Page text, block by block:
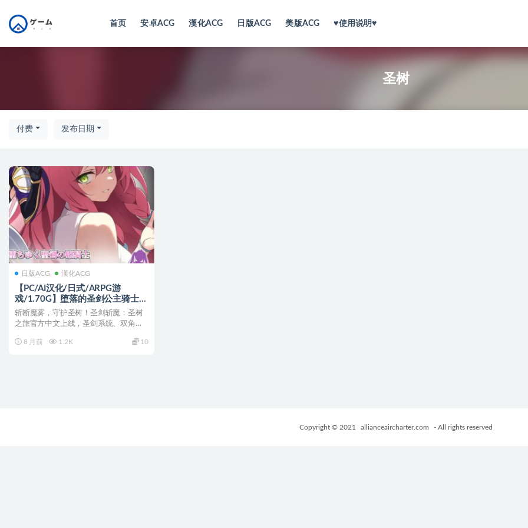
首页 安卓ACG 漢化ACG 日版ACG 美版ACG ♥使用说明♥
圣树
付费 发布日期
日版ACG 漢化ACG
【PC/AI汉化/日式/ARPG游
戏/1.70G】堕落的圣剑公主骑士提
尔特（堕ちゆく聖剣の姫騎士ティ
ルテ）Ver1.23 AI汉化版+日式
斩断魔雾，守护圣树！圣剑斩魔：圣树
之旅官方中文上线，圣剑系统、双角色
8 月前
1.2K 10
Copyright © 2021 allianceaircharter.com - All rights reserved